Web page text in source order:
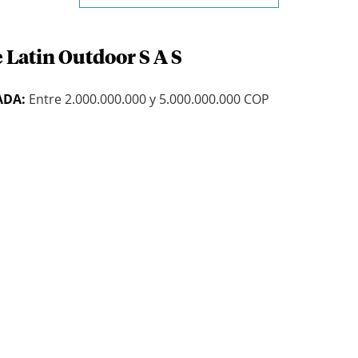
Outdoor S A S
Entre 2.000.000.000 y 5.000.000.000 COP